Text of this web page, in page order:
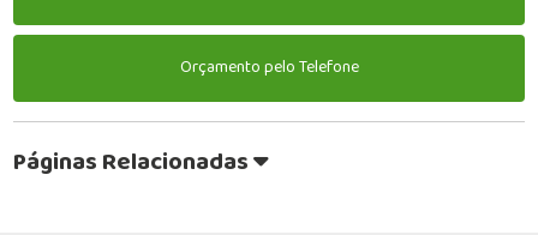
Orçamento pelo Telefone
Páginas Relacionadas